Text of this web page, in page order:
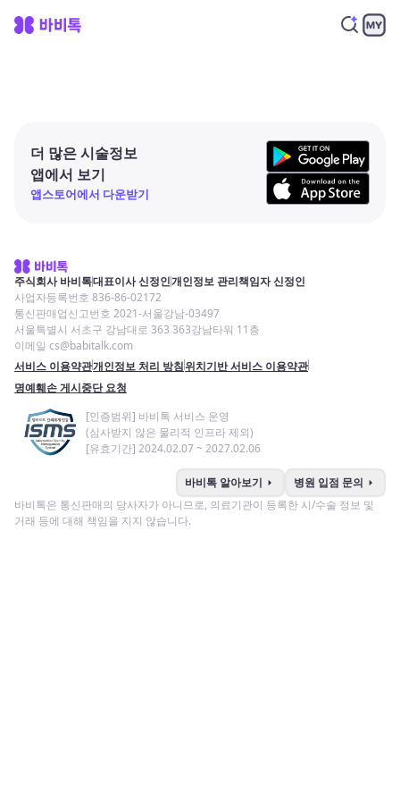
더 많은 시술정보
앱에서 보기
앱스토어에서 다운받기
주식회사 바비톡대표이사 신정인개인정보 관리책임자 신정인
사업자등록번호 836-86-02172
통신판매업신고번호 2021-서울강남-03497
서울특별시 서초구 강남대로 363 363강남타워 11층
이메일 cs@babitalk.com
서비스 이용약관개인정보 처리 방침위치기반 서비스 이용약관
명예훼손 게시중단 요청
[인증범위] 바비톡 서비스 운영
(심사받지 않은 물리적 인프라 제외)
[유효기간] 2024.02.07 ~ 2027.02.06
바비톡 알아보기 arrow_right 병원 입점 문의 arrow_right
바비톡은 통신판매의 당사자가 아니므로, 의료기관이 등록한 시/수술 정보 및
거래 등에 대해 책임을 지지 않습니다.